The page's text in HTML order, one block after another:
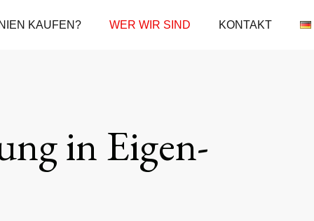
KAUFEN? WER WIR SIND KONTAKT
in Eigen-